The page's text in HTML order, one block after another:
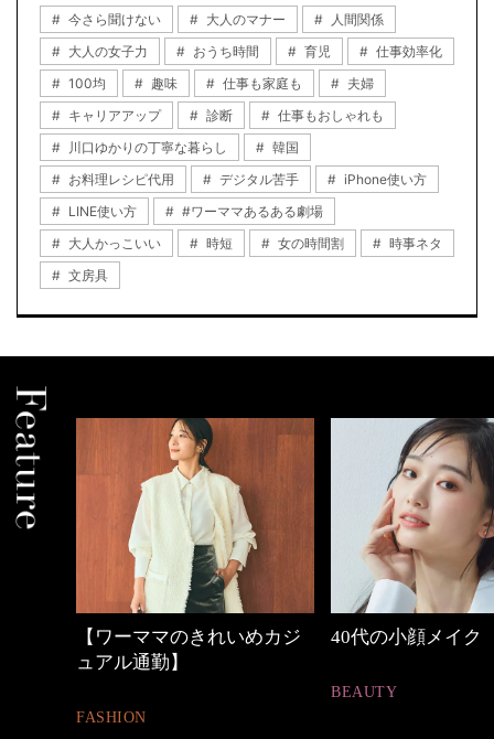
今さら聞けない 大人のマナー
人間関係
大人の女子力
おうち時間 育児
仕事効率化
100均
趣味 仕事も家庭も
夫婦
キャリアアップ
診断
仕事もおしゃれも
川口ゆかりの丁寧な暮らし
韓国
お料理レシピ代用
デジタル苦手
iPhone使い方
LINE使い方
#ワーママあるある劇場
大人かっこいい
時短 女の時間割
時事ネタ
文房具
40代の小顔メイク 働く女性のバッグ
FASHION